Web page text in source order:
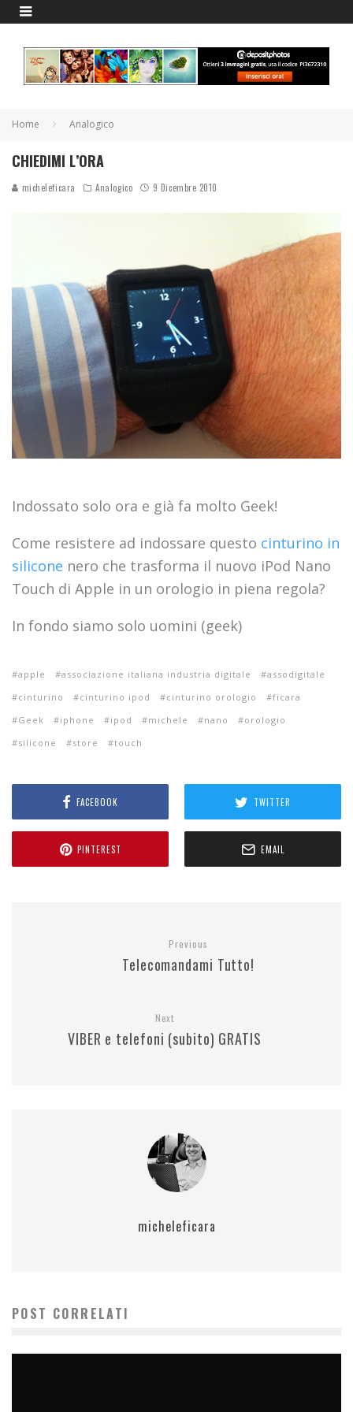
Home Analogico
CHIEDIMI L’ORA
micheleficara Analogico 9 Dicembre 2010
Indossato solo ora e già fa molto Geek!
Come resistere ad indossare questo cinturino in
silicone nero che trasforma il nuovo iPod Nano
Touch di Apple in un orologio in piena regola?
In fondo siamo solo uomini (geek)
apple associazione italiana industria digitale
assodigitale
cinturino
cinturino ipod cinturino orologio
ficara
Geek
iphone ipod michele nano
orologio
silicone
store touch
FACEBOOK TWITTER
PINTEREST EMAIL
Previous
Telecomandami Tutto!
Next
VIBER e telefoni (subito) GRATIS
micheleficara
POST CORRELATI